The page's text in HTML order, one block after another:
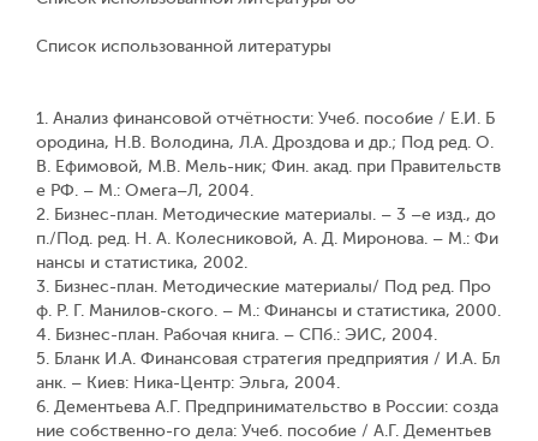
Список использованной литературы
1. Анализ финансовой отчётности: Учеб. пособие / Е.И. Б
ородина, Н.В. Володина, Л.А. Дроздова и др.; Под ред. О.
В. Ефимовой, М.В. Мель-ник; Фин. акад. при Правительств
е РФ. – М.: Омега–Л, 2004.
2. Бизнес-план. Методические материалы. – 3 –е изд., до
п./Под. ред. Н. А. Колесниковой, А. Д. Миронова. – М.: Фи
нансы и статистика, 2002.
3. Бизнес-план. Методические материалы/ Под ред. Про
ф. Р. Г. Манилов-ского. – М.: Финансы и статистика, 2000.
4. Бизнес-план. Рабочая книга. – СПб.: ЭИС, 2004.
5. Бланк И.А. Финансовая стратегия предприятия / И.А. Бл
анк. – Киев: Ника-Центр: Эльга, 2004.
6. Дементьева А.Г. Предпринимательство в России: созда
ние собственно-го дела: Учеб. пособие / А.Г. Дементьев